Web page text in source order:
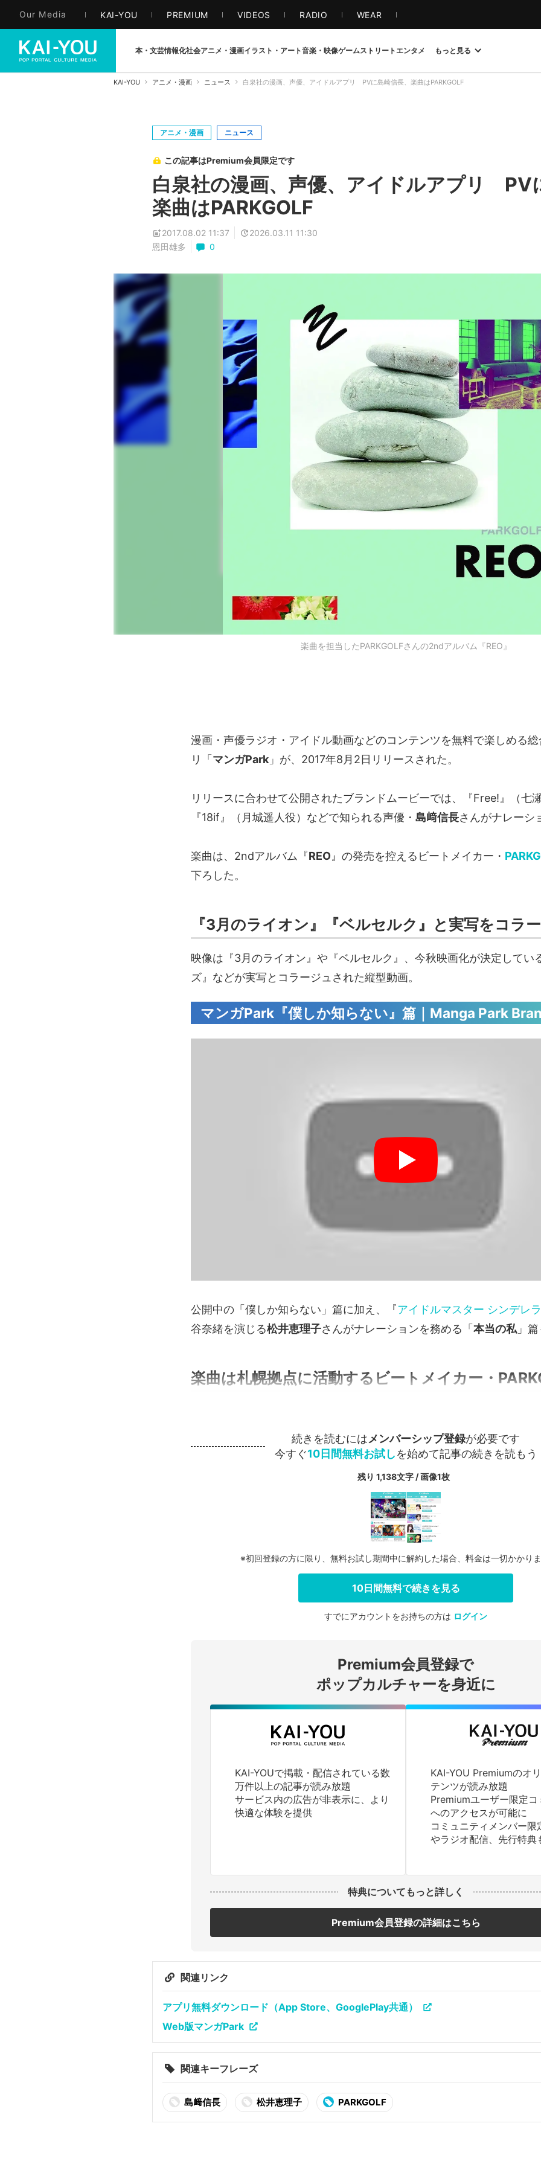
Our Media KAI-YOU PREMIUM VIDEOS RADIO WEAR
本・文芸情報化社会アニメ・漫画イラスト・アート音楽・映像ゲームストリート エンタメ もっと見る
KAI-YOU アニメ・漫画 ニュース 白泉社の漫画、声優、アイドルアプリ PVに島崎信長、楽曲はPARKGOLF
アニメ・漫画 ニュース
この記事はPremium会員限定です
白泉社の漫画、声優、アイドルアプリ PV
楽曲はPARKGOLF
2017.08.02 11:37
2026.03.11 11:30
恩田雄多
0
楽曲を担当したPARKGOLFさんの2ndアルバム『REO』
漫画・声優ラジオ・アイドル動画などのコンテンツを無料で楽しめる
リ「 マンガPark 」が、2017年8月2日リリースされた。
リリースに合わせて公開されたブランドムービーでは、『Free!』（七
『18if』（月城遥人役）などで知られる声優・ 島﨑信長さんがナレーシ
楽曲は、2ndアルバム『REO 』の発売を控えるビートメイカー・
下ろした。
『3月のライオン』『ベルセルク』と実写をコラ
映像は『3月のライオン』や『ベルセルク』、今秋映画化が決定してい
ズ』などが実写とコラージュされた縦型動画。
マンガPark『僕しか知らない』篇‪｜Manga Park
公開中の「僕しか知らない」篇に加え、『アイドルマスター シンデレ
谷奈緒を演じる松井恵理子さんがナレーションを務める「本当の私 」
楽曲は札幌拠点に活動するビートメイカー・
続きを読むにはメンバーシップ登録が必要です
今すぐ10日間無料お試しを始めて記事の続きを読もう
残り 1,138文字 / 画像1枚
ログインする
※初回登録の方に限り、無料お試し期間中に解約した場合、料金は一切かかりま
10日間無料で続きを見る
すでにアカウントをお持ちの方は ログイン
Premium会員登録で
ポップカルチャーを身近に
KAI-YOUで掲載・配信されている数
万件以上の記事が読み放題
サービス内の広告が非表示に、より
快適な体験を提供
KAI-YOU Premiumのオ
テンツが読み放題
Premiumユーザー限定コ
へのアクセスが可能に
コミュニティメンバー限
やラジオ配信、先行特典
特典についてもっと詳しく
Premium会員登録の詳細はこちら
関連リンク
アプリ無料ダウンロード（App Store、GooglePlay共通）
Web版マンガPark
関連キーフレーズ
島﨑信長 松井恵理子 PARKGOLF